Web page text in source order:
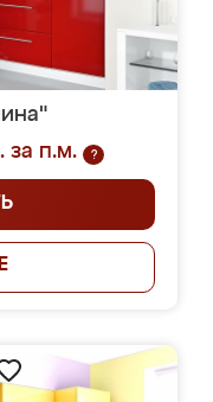
за п.м.
?